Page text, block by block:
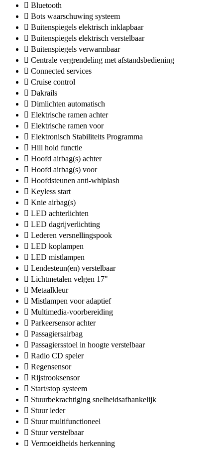
Bluetooth
Bots waarschuwing systeem
Buitenspiegels elektrisch inklapbaar
Buitenspiegels elektrisch verstelbaar
Buitenspiegels verwarmbaar
Centrale vergrendeling met afstandsbediening
Connected services
Cruise control
Dakrails
Dimlichten automatisch
Elektrische ramen achter
Elektrische ramen voor
Elektronisch Stabiliteits Programma
Hill hold functie
Hoofd airbag(s) achter
Hoofd airbag(s) voor
Hoofdsteunen anti-whiplash
Keyless start
Knie airbag(s)
LED achterlichten
LED dagrijverlichting
Lederen versnellingspook
LED koplampen
LED mistlampen
Lendesteun(en) verstelbaar
Lichtmetalen velgen 17"
Metaalkleur
Mistlampen voor adaptief
Multimedia-voorbereiding
Parkeersensor achter
Passagiersairbag
Passagiersstoel in hoogte verstelbaar
Radio CD speler
Regensensor
Rijstrooksensor
Start/stop systeem
Stuurbekrachtiging snelheidsafhankelijk
Stuur leder
Stuur multifunctioneel
Stuur verstelbaar
Vermoeidheids herkenning